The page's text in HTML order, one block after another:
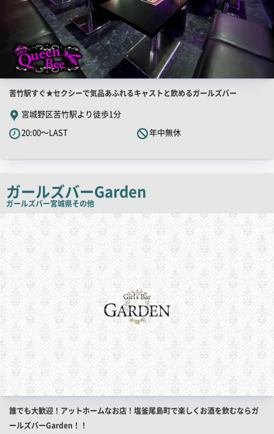
店
舗
PR
キ
コ
ピ
苦竹駅すぐ★セクシーで気品あふれるキャストと飲めるガールズバー
宮城野区苦竹駅より徒歩1分
20:00～LAST
年中無休
ガールズバーGarden
ガールズバー宮城県その他
店
舗
店
舗
誰でも大歓迎！アットホームなお店！塩釜尾島町で楽しくお酒を飲むならガ
ールズバーGarden！！